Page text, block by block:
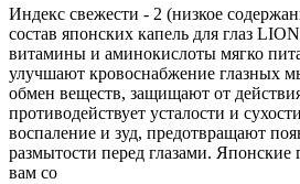
Индекс свежести - 2 (низкое
состав японских капель для глаз
витамины и аминокислоты мягко
улучшают кровоснабжение глазных
обмен веществ, защищают от
противодействует усталости и
воспаление и зуд, предотвращают
размытости перед глазами. Японские
вам со